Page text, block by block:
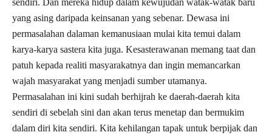
sendiri. Dan mereka hidup dalam kewujudan watak-watak baru
yang asing daripada keinsanan yang sebenar. Dewasa ini
permasalahan dalaman kemanusiaan mulai kita temui dalam
karya-karya sastera kita juga. Kesasterawanan memang taat dan
patuh kepada realiti masyarakatnya dan ingin memancarkan
wajah masyarakat yang menjadi sumber utamanya.
Permasalahan ini kini sudah berhijrah ke daerah-daerah kita
sendiri di sebelah sini dan akan terus menetap dan bermukim
dalam diri kita sendiri. Kita kehilangan tapak untuk berpijak dan